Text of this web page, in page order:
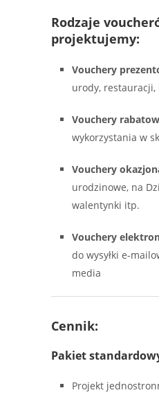
Rodzaje
projektujemy:
Vouchery
urody, restauracji,
Vouchery
wykorzystania w
Vouchery
urodzinowe, na
walentynki itp.
Vouchery
do wysyłki e-
media
Cennik:
Pakiet
Projekt